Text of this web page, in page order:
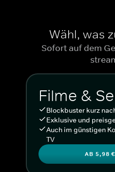
Wähl, was
Sofort auf dem
Filme &
Blockbuster kurz
Exklusive und
Auch im günstigen
TV
AB 5,98